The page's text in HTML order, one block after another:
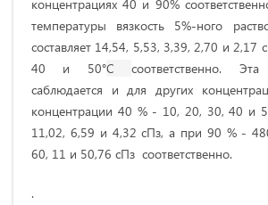
концентрациях 40 и 90%
температуры вязкость 5%-ного
составляет 14,54, 5,53, 3,39, 2,70 и 2,17
40 и 50°Ссоответственно.
саблюдается и для других
концентрации 40 % - 10, 20, 30, 40 и
11,02, 6,59 и 4,32 сПз, а при 90 % -
60, 11 и 50,76 сПз соответственно.
.